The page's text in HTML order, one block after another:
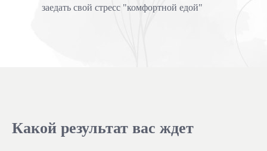
заедать свой стресс "комфортной едой"
Какой результат вас ждет